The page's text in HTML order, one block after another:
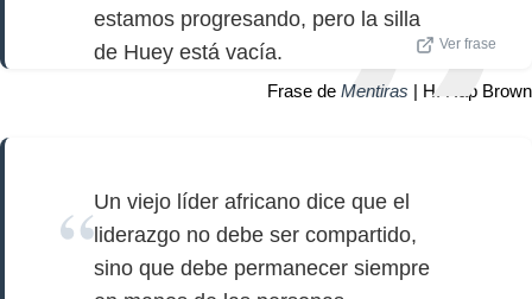
estamos progresando, pero la silla
de Huey está vacía.
Ver frase
Frase de Mentiras | H. Rap Brown
Un viejo líder africano dice que el
liderazgo no debe ser compartido,
sino que debe permanecer siempre